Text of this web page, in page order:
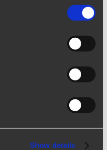
Show details
choisir quelles
« Envoyer tout »
enregistrées